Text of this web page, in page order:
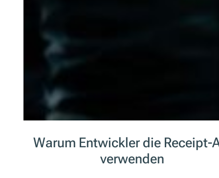
Warum Entwickler die Receipt-
verwenden